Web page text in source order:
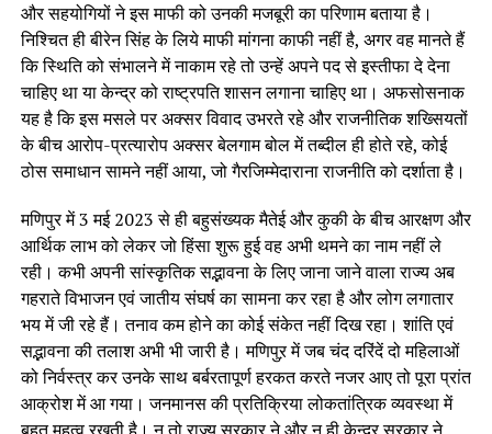
और सहयोगियों ने इस माफी को उनकी मजबूरी का परिणाम बताया है।
निश्चित ही बीरेन सिंह के लिये माफी मांगना काफी नहीं है, अगर वह मानते हैं
कि स्थिति को संभालने में नाकाम रहे तो उन्हें अपने पद से इस्तीफा दे देना
चाहिए था या केन्द्र को राष्ट्रपति शासन लगाना चाहिए था। अफसोसनाक
यह है कि इस मसले पर अक्सर विवाद उभरते रहे और राजनीतिक शख्सियतों
के बीच आरोप-प्रत्यारोप अक्सर बेलगाम बोल में तब्दील ही होते रहे, कोई
ठोस समाधान सामने नहीं आया, जो गैरजिम्मेदाराना राजनीति को दर्शाता है।
मणिपुर में 3 मई 2023 से ही बहुसंख्यक मैतेई और कुकी के बीच आरक्षण और
आर्थिक लाभ को लेकर जो हिंसा शुरू हुई वह अभी थमने का नाम नहीं ले
रही। कभी अपनी सांस्कृतिक सद्भावना के लिए जाना जाने वाला राज्य अब
गहराते विभाजन एवं जातीय संघर्ष का सामना कर रहा है और लोग लगातार
भय में जी रहे हैं। तनाव कम होने का कोई संकेत नहीं दिख रहा। शांति एवं
सद्भावना की तलाश अभी भी जारी है। मणिपुऱ में जब चंद दरिंदें दो महिलाओं
को निर्वस्त्र कर उनके साथ बर्बरतापूर्ण हरकत करते नजर आए तो पूरा प्रांत
आक्रोश में आ गया। जनमानस की प्रतिक्रिया लोकतांत्रिक व्यवस्था में